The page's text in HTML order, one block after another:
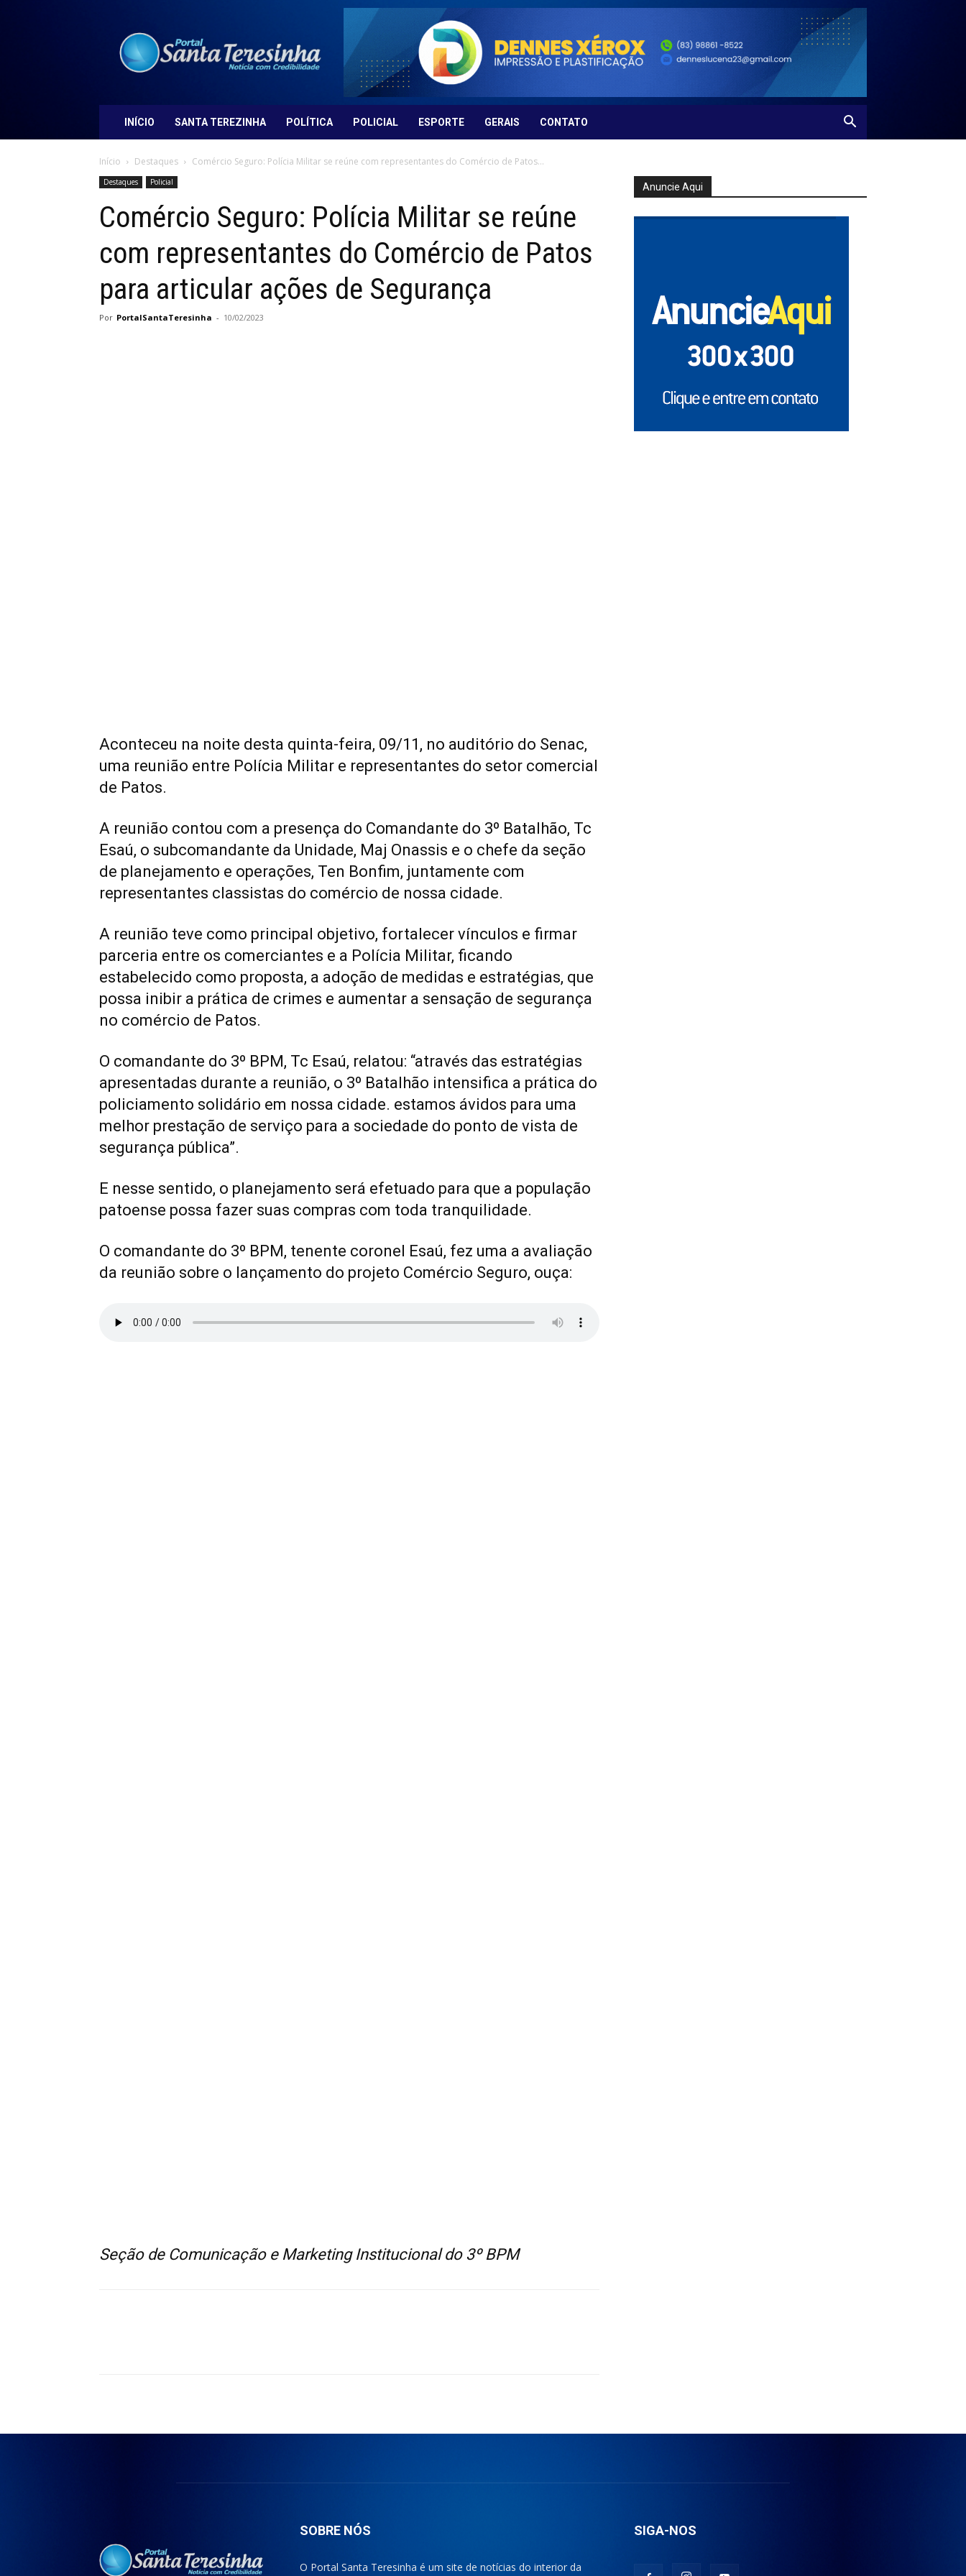
Santa
Teresinha
INÍCIO SANTA TEREZINHA POLÍTICA POLICIAL ESPORTE GERAIS CONTATO
Início Destaques Comércio Seguro: Polícia Militar se reúne com representantes do Comércio de Patos...
Destaques Policial
Comércio Seguro: Polícia Militar se reúne
com representantes do Comércio de Patos
para articular ações de Segurança
Por PortalSantaTeresinha - 10/02/2023
Aconteceu na noite desta quinta-feira, 09/11, no auditório do Senac,
uma reunião entre Polícia Militar e representantes do setor comercial
de Patos.
A reunião contou com a presença do Comandante do 3º Batalhão, Tc
Esaú, o subcomandante da Unidade, Maj Onassis e o chefe da seção
de planejamento e operações, Ten Bonfim, juntamente com
representantes classistas do comércio de nossa cidade.
A reunião teve como principal objetivo, fortalecer vínculos e firmar
parceria entre os comerciantes e a Polícia Militar, ficando
estabelecido como proposta, a adoção de medidas e estratégias, que
possa inibir a prática de crimes e aumentar a sensação de segurança
no comércio de Patos.
O comandante do 3º BPM, Tc Esaú, relatou: “através das estratégias
apresentadas durante a reunião, o 3º Batalhão intensifica a prática do
policiamento solidário em nossa cidade. estamos ávidos para uma
melhor prestação de serviço para a sociedade do ponto de vista de
segurança pública”.
E nesse sentido, o planejamento será efetuado para que a população
patoense possa fazer suas compras com toda tranquilidade.
O comandante do 3º BPM, tenente coronel Esaú, fez uma a avaliação
da reunião sobre o lançamento do projeto Comércio Seguro, ouça:
Seção de Comunicação e Marketing Institucional do 3º BPM
Anuncie Aqui
SOBRE NÓS
O Portal Santa Teresinha é um site de notícias do interior da
SIGA-NOS